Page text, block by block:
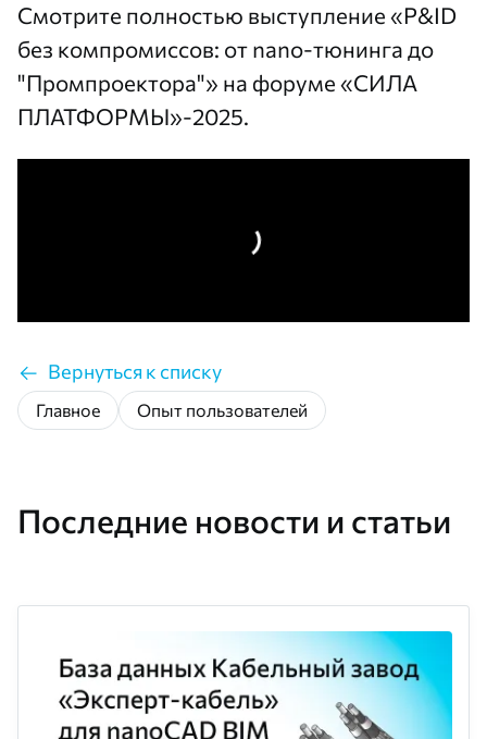
Вернуться к списку
Главное Опыт пользователей
Смотрите полностью выступление «P&ID
без компромиссов: от nano-тюнинга до
"Промпроектора"» на форуме «СИЛА
ПЛАТФОРМЫ»-2025.
Последние новости и статьи